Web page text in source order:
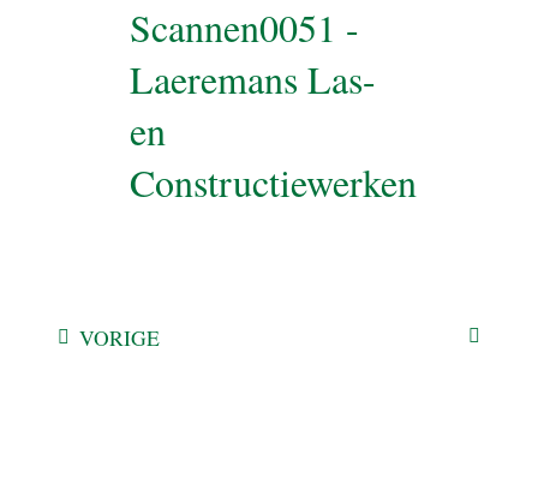
Scannen0051 -
Laeremans Las-
en
Constructiewerken
VORIGE